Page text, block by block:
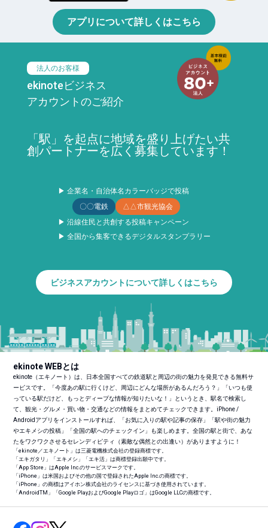
アプリについて詳しくはこちら
法人のお客様
ekinoteビジネス
アカウントのご紹介
「駅」を起点に地域を盛り上げたい共
創パートナーを広く募集しています！
▶ 企業名・自治体名カラーバッジで投稿
〇〇電鉄
△△市観光協会
▶ 沿線住民と共創する投稿キャンペーン
▶ 全国から集客できるデジタルスタンプラリー
ビジネスアカウントについて詳しくはこちら
ekinote WEBとは
ekinote（エキノート）は、日本全国すべての鉄道駅と周辺の街の魅力を発見できる無料サ
ービスです。「今度あの駅に行くけど、周辺にどんな場所があるんだろう？」「いつも使
っている駅だけど、もっとディープな情報が知りたいな！」というとき、駅名で検索し
て、観光・グルメ・買い物・交通などの情報をまとめてチェックできます。iPhone /
Androidアプリをインストールすれば、「お気に入りの駅や記事の保存」「駅や街の魅力
やエキメシの投稿」「全国の駅へのチェックイン」も楽しめます。全国の駅と街で、あな
たをワクワクさせるセレンディピティ（素敵な偶然との出逢い）がありますように！
「ekinote／エキノート」は三菱電機株式会社の登録商標です。
「エキガタリ」「エキメシ」「エキ活」は商標登録出願中です。
「App Store」はApple Inc.のサービスマークです。
「iPhone」は米国およびその他の国で登録されたApple Inc.の商標です。
「iPhone」の商標はアイホン株式会社のライセンスに基づき使用されています。
「AndroidTM 」「Google PlayおよびGoogle Playロゴ」はGoogle LLCの商標です。